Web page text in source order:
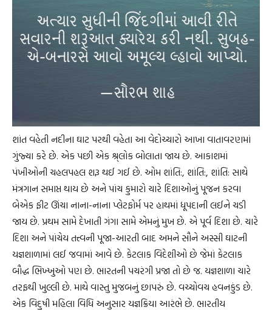
શાંત વહેતી નદીના ઘાટ પરથી વહેતા આ વેદોચ્ચારો આખા વાતાવરણમાં
ગુંજ્યા કરે છે. એક પછી એક શ્ર્લોક બોલાતા જાય છે. આકાશમાં
પંખીઓની ચહલપહલ શરૂ થઈ ગઈ છે. ઓમ શાંતિ:, શાંતિ:, શાંતિ: સાથે
મંત્રગાન સમાપ્ત થાય છે અને પાંચ કુમારો ચારે દિશાઓનું પૂજન કરવા
બેએક ફીટ ઊંચા નાના-નાના પ્લેટફોર્મ પર હાથમાં ધૂપદાની લઈને ચડી
જાય છે. પ્રથમ સામે દેખાતી ગંગા સામે એમનું મુખ છે. એ પૂર્વ દિશા છે. ચારે
દિશા અને પાંચેય તત્ત્વની પૂજા-આરતી બાદ અમને સૌને અસ્સી ઘાટની
યજ્ઞશાળામાં લઈ જવામાં આવે છે. કેટલાક વિદેશીઓ છે જેમાં કેટલાક
બૌદ્ધ ભિખ્ખુઓ પણ છે. ભારતની પચરંગી પ્રજા તો છે જ. યજ્ઞશાળા ચારે
તરફથી ખુલ્લી છે. માથે વાસ્તુ મુજબનું છાપરું છે. વચ્ચોવચ હવનકુંડ છે.
એક વિદુષી મહિલા વિધિ અનુસાર યજ્ઞક્રિયા આરંભે છે. ભારતીય